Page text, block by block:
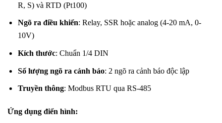
R, S) và RTD (Pt100)
Ngõ ra điều khiển: Relay, SSR hoặc analog (4-20 mA, 0-
10V)
Kích thước: Chuẩn 1/4 DIN
Số lượng ngõ ra cảnh báo: 2 ngõ ra cảnh báo độc lập
Truyền thông: Modbus RTU qua RS-485
Ứng dụng điển hình: